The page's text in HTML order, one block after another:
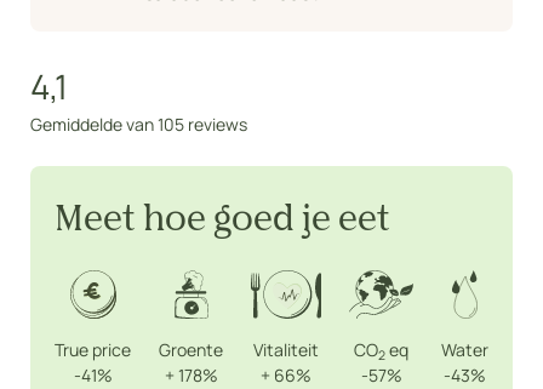
4,1
Gemiddelde van 105 reviews
Meet hoe goed je eet
True price
-41%
Groente
+ 178%
Vitaliteit
+ 66%
CO2 eq
-57%
Water
-43%